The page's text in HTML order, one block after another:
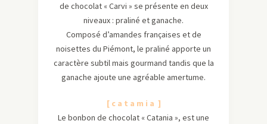
de chocolat « Carvi » se présente en deux
niveaux : praliné et ganache.
Composé d’amandes françaises et de
noisettes du Piémont, le praliné apporte un
caractère subtil mais gourmand tandis que la
ganache ajoute une agréable amertume.
[ c a t a m i a ]
Le bonbon de chocolat « Catania », est une